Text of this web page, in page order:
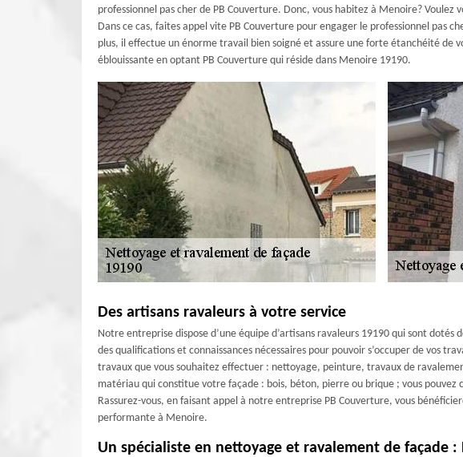
professionnel pas cher de PB Couverture. Donc, vous habitez à Menoire?
Dans ce cas, faites appel vite PB Couverture pour engager le professionnel pas
plus, il effectue un énorme travail bien soigné et assure une forte étanchéité de
éblouissante en optant PB Couverture qui réside dans Menoire 19190.
Des artisans ravaleurs à votre service
Notre entreprise dispose d’une équipe d’artisans ravaleurs 19190 qui sont dotés
des qualifications et connaissances nécessaires pour pouvoir s’occuper de vos
travaux que vous souhaitez effectuer : nettoyage, peinture, travaux de
matériau qui constitue votre façade : bois, béton, pierre ou brique ; vous pouvez
Rassurez-vous, en faisant appel à notre entreprise PB Couverture, vous
performante à Menoire.
Un spécialiste en nettoyage et ravalement de façade :